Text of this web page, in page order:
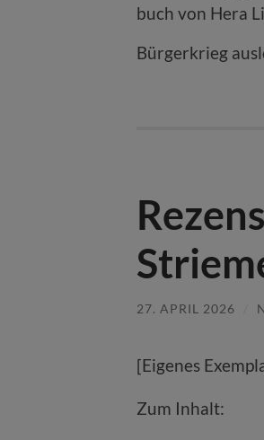
buch von Hera
Bürgerkrieg
27. APRIL 2026
[Eigenes
Zum Inhalt: